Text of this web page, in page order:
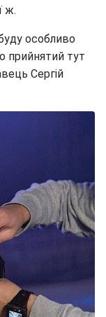
ж.
особливо
прийнятий тут
Сергій